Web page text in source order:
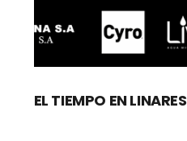
EL TIEMPO EN LINARES